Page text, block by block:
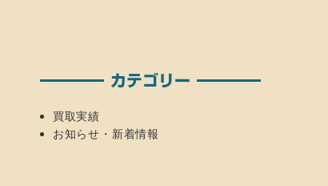
カテゴリー
買取実績
お知らせ・新着情報